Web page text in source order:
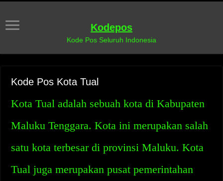
Kodepos
Kode Pos Seluruh Indonesia
Kode Pos Kota Tual
Kota Tual adalah sebuah kota di Kabupaten
Maluku Tenggara. Kota ini merupakan salah
satu kota terbesar di provinsi Maluku. Kota
Tual juga merupakan pusat pemerintahan